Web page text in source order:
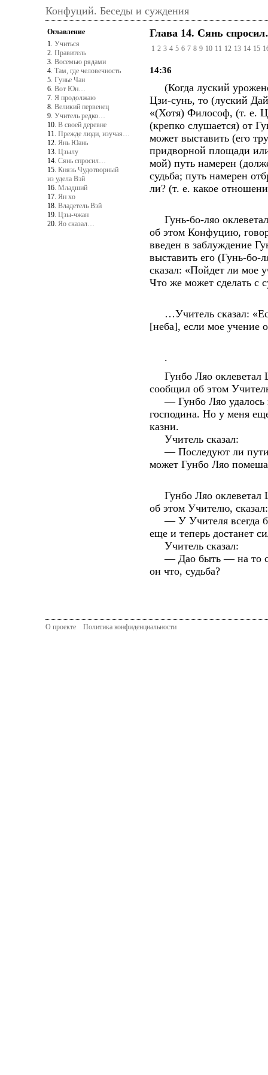
Конфуций. Беседы и суждения
Оглавление
1. Учиться
2. Правитель
3. Восемью рядами
4. Там, где человечность
5. Гунье Чан
6. Вот Юн…
7. Я продолжаю
8. Великий первенец
9. Учитель редко…
10. В своей деревне
11. Прежде люди, изучая…
12. Янь Юань
13. Цзылу
14. Сянь спросил…
15. Князь Чудотворный
из удела Вэй
16. Младший
17. Ян хо
18. Владетель Вэй
19. Цзы-чжан
20. Яо сказал…
Глава 14. Сянь
1 2 3 4 5 6 7 8 9 10 11 12 13 14 15
14:36
(Когда луский
Цзи-сунь, то (луский
«(Хотя) Философ, (т. е.
(крепко слушается) от
может выставить (его
придворной площади
мой) путь намерен
судьба; путь намерен
ли? (т. е. какое
Гунь-бо-ляо
об этом Конфуцию,
введен в заблуждение
выставить его (Гунь-
сказал: «Пойдет ли мое
Что же может сделать с
…Учитель сказал:
[неба], если мое учение
.
Гунбо Ляо оклеветал
сообщил об этом
— Гунбо Ляо удалось
господина. Но у меня
казни.
Учитель сказал:
— Последуют ли пути
может Гунбо Ляо
Гунбо Ляо оклеветал
об этом Учителю, сказал:
— У Учителя всегда
еще и теперь достанет
Учитель сказал:
— Дао быть — на то
он что, судьба?
О проекте Политика конфиденциальности